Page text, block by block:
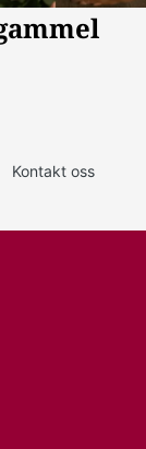
Kontakt oss